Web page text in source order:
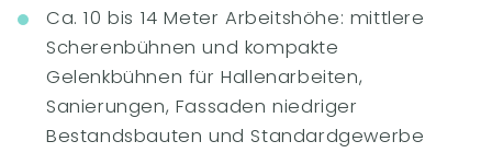
Ca. 10 bis 14 Meter Arbeitshöhe: mittlere
Scherenbühnen und kompakte
Gelenkbühnen für Hallenarbeiten,
Sanierungen, Fassaden niedriger
Bestandsbauten und Standardgewerbe